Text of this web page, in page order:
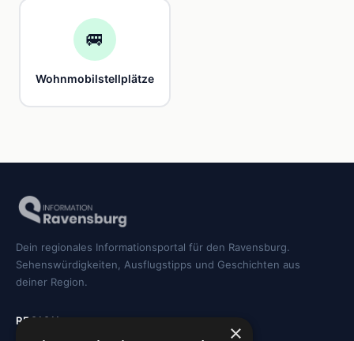
🚐
Wohnmobilstellplätze
Dein regionales Informationsportal für den Ravensburg.
Sehenswürdigkeiten, Ausflugstipps und Geschichten aus
deiner Region.
REGION ×